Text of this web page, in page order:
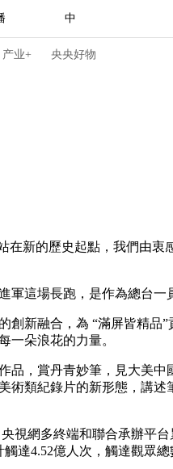
中
产业+ 央央好物
综合体育 亚冬会
阅读 艺术 汽车 数
新的歷史起點，我們由衷
這場長跑，是作為總台一
新融合，為 “滿屏皆精品
一朵浪花的力量。
，賞丹青妙筆，見大美中
類紀錄片的新形態，講
網多終端和聯合承辦平台
達4.52億人次，觸達觀眾總